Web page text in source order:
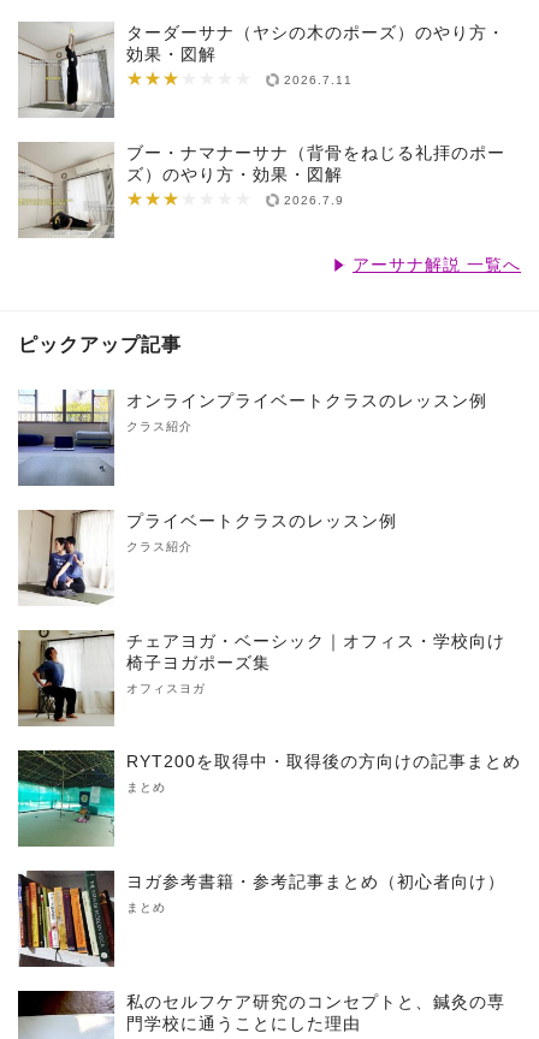
ターダーサナ（ヤシの木のポーズ）のやり方・
効果・図解
★★★
★★★★★★★ 2026.7.11
ブー・ナマナーサナ（背骨をねじる礼拝のポー
ズ）のやり方・効果・図解
★★★
★★★★★★★ 2026.7.9
アーサナ解説 一覧へ
ピックアップ記事
オンラインプライベートクラスのレッスン例
クラス紹介
プライベートクラスのレッスン例
クラス紹介
チェアヨガ・ベーシック｜オフィス・学校向け
椅子ヨガポーズ集
オフィスヨガ
RYT200を取得中・取得後の方向けの記事まとめ
まとめ
ヨガ参考書籍・参考記事まとめ（初心者向け）
まとめ
私のセルフケア研究のコンセプトと、鍼灸の専
門学校に通うことにした理由